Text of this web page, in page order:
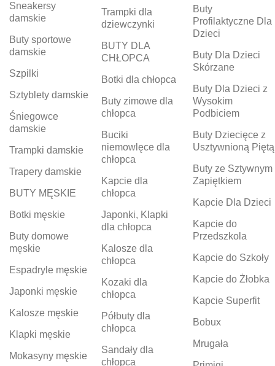
Sneakersy
damskie
Buty sportowe
damskie
Szpilki
Sztyblety damskie
Śniegowce
damskie
Trampki damskie
Trapery damskie
BUTY MĘSKIE
Botki męskie
Buty domowe
męskie
Espadryle męskie
Japonki męskie
Kalosze męskie
Klapki męskie
Mokasyny męskie
Trampki dla
dziewczynki
BUTY DLA
CHŁOPCA
Botki dla chłopca
Buty zimowe dla
chłopca
Buciki
niemowlęce dla
chłopca
Kapcie dla
chłopca
Japonki, Klapki
dla chłopca
Kalosze dla
chłopca
Kozaki dla
chłopca
Półbuty dla
chłopca
Sandały dla
chłopca
Buty
Profilaktyczne Dla
Dzieci
Buty Dla Dzieci
Skórzane
Buty Dla Dzieci z
Wysokim
Podbiciem
Buty Dziecięce z
Usztywnioną Piętą
Buty ze Sztywnym
Zapiętkiem
Kapcie Dla Dzieci
Kapcie do
Przedszkola
Kapcie do Szkoły
Kapcie do Żłobka
Kapcie Superfit
Bobux
Mrugała